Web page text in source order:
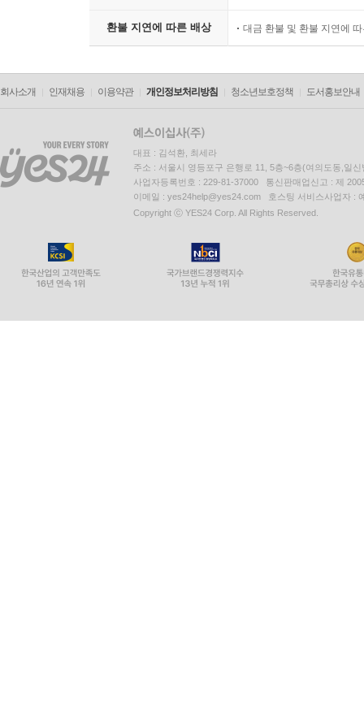
환불 지연에 따른 배상 대금 환불 및 환불 지연에
회사소개 인재채용 이용약관 개인정보처리방침 청소년보호정책 도서홍보안내
대표 : 김석환, 최세라
주소 : 서울시 영등포구 은행로 11, 5층~6층(여의도동,일신
사업자등록번호 : 229-81-37000 통신판매업신고 : 제
이메일 : yes24help@yes24.com 호스팅 서비스사업자 :
Copyright ⓒ YES24 Corp. All Rights Reserved.